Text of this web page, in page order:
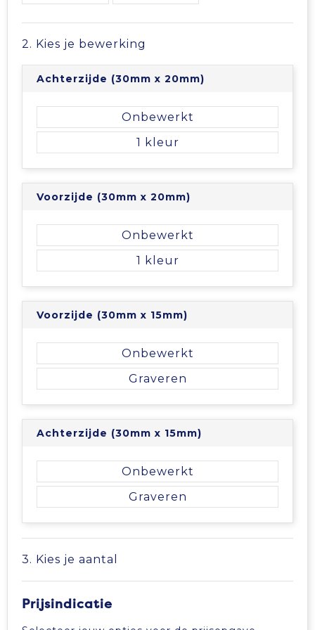
Waterflesjes
Vesten
Gehoorbescherming
Promotietassen
Reistassen
Rugzakken
Schoenentassen
Schoudertassen
Strandtassen
Trolleys
2. Kies je bewerking
Achterzijde (30mm x 20mm)
Onbewerkt
1
Voorzijde (30mm x 20mm)
Onbewerkt
1
Voorzijde (30mm x 15mm)
Onbewerkt
Graveren
Achterzijde (30mm x 15mm)
Onbewerkt
Graveren
3. Kies je aantal
Prijsindicatie